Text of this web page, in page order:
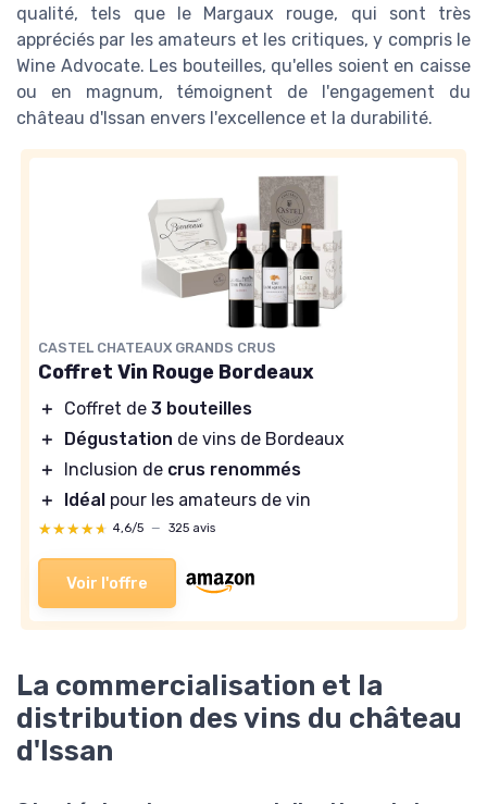
qualité, tels que le Margaux rouge, qui sont très
appréciés par les amateurs et les critiques, y compris le
Wine Advocate. Les bouteilles, qu'elles soient en caisse
ou en magnum, témoignent de l'engagement du
château d'Issan envers l'excellence et la durabilité.
CASTEL CHATEAUX GRANDS CRUS
Coffret Vin Rouge Bordeaux
＋ Coffret de 3 bouteilles
＋
Dégustation de vins de Bordeaux
＋
Inclusion de crus renommés
＋
Idéal pour les amateurs de vin
★★★★★
★★★★★ 4,6/5 — 325 avis
Voir l'offre
La commercialisation et la
distribution des vins du château
d'Issan